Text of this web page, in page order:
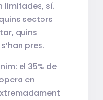
limitades, sí.
sectors
quins
pres.
el 35% de
en